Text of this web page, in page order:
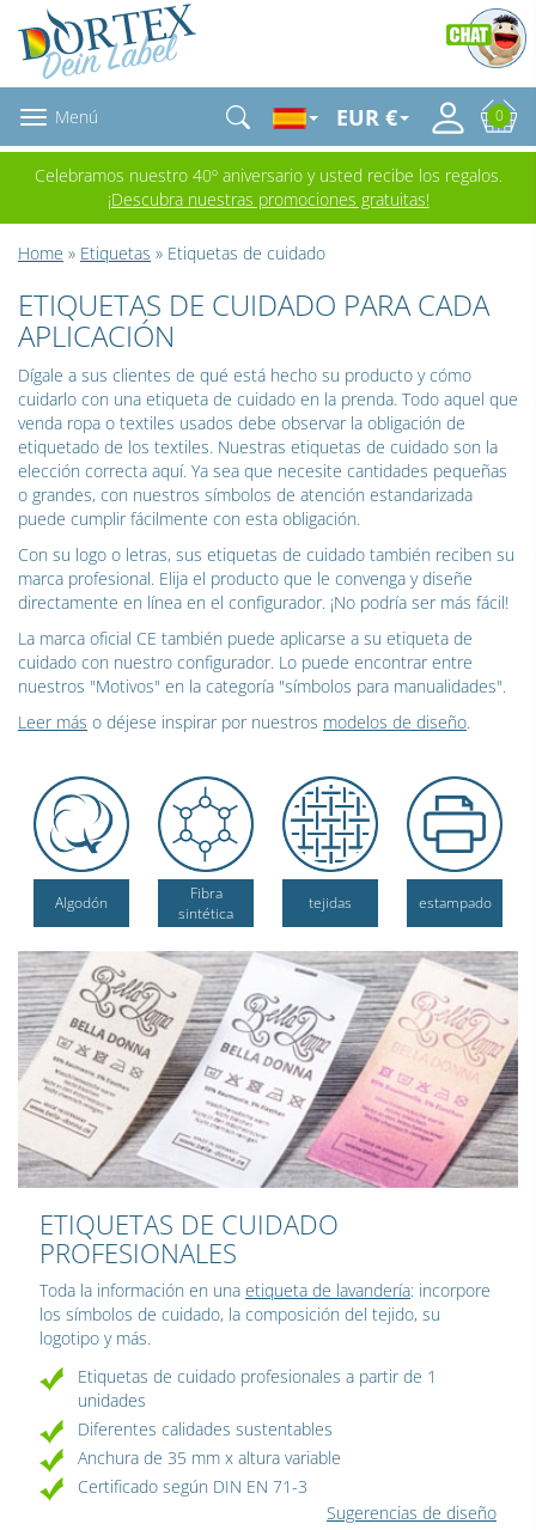
Menú EUR € 0
Celebramos nuestro 40º aniversario y usted recibe los regalos.
¡Descubra nuestras promociones gratuitas!
Home » Etiquetas » Etiquetas de cuidado
ETIQUETAS DE CUIDADO PARA CADA
APLICACIÓN
Dígale a sus clientes de qué está hecho su producto y cómo
cuidarlo con una etiqueta de cuidado en la prenda. Todo aquel que
venda ropa o textiles usados debe observar la obligación de
etiquetado de los textiles. Nuestras etiquetas de cuidado son la
elección correcta aquí. Ya sea que necesite cantidades pequeñas
o grandes, con nuestros símbolos de atención estandarizada
puede cumplir fácilmente con esta obligación.
Con su logo o letras, sus etiquetas de cuidado también reciben su
marca profesional. Elija el producto que le convenga y diseñe
directamente en línea en el configurador. ¡No podría ser más fácil!
La marca oficial CE también puede aplicarse a su etiqueta de
cuidado con nuestro configurador. Lo puede encontrar entre
nuestros "Motivos" en la categoría "símbolos para manualidades".
Leer más o déjese inspirar por nuestros modelos de diseño.
Algodón
Fibra
sintética
tejidas estampado
ETIQUETAS DE CUIDADO
PROFESIONALES
Toda la información en una etiqueta de lavandería: incorpore
los símbolos de cuidado, la composición del tejido, su
logotipo y más.
Etiquetas de cuidado profesionales a partir de 1
unidades
Diferentes calidades sustentables
Anchura de 35 mm x altura variable
Certificado según DIN EN 71-3
Sugerencias de diseño